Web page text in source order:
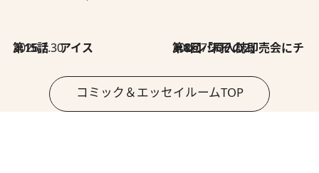
2026.7.30
第15話 アイス 2026.7.30
第8回「同人誌即売会にチャレンジ その2」
コミック＆エッセイルームTOP